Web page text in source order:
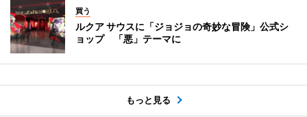
買う
ルクア サウスに「ジョジョの奇妙な冒険」公式シ
ョップ 「悪」テーマに
もっと見る